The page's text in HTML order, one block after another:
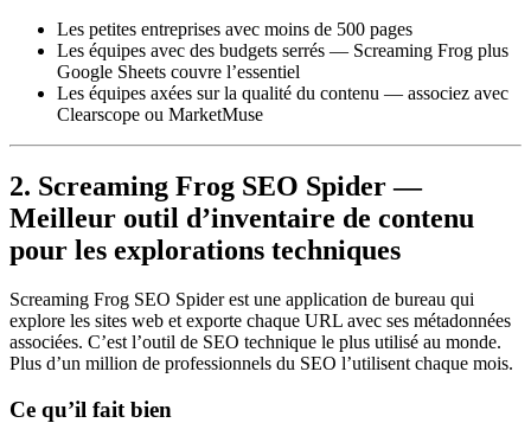
Les petites entreprises avec moins de 500 pages
Les équipes avec des budgets serrés — Screaming Frog plus
Google Sheets couvre l’essentiel
Les équipes axées sur la qualité du contenu — associez avec
Clearscope ou MarketMuse
2. Screaming Frog SEO Spider —
Meilleur outil d’inventaire de contenu
pour les explorations techniques
Screaming Frog SEO Spider est une application de bureau qui
explore les sites web et exporte chaque URL avec ses métadonnées
associées. C’est l’outil de SEO technique le plus utilisé au monde.
Plus d’un million de professionnels du SEO l’utilisent chaque mois.
Ce qu’il fait bien